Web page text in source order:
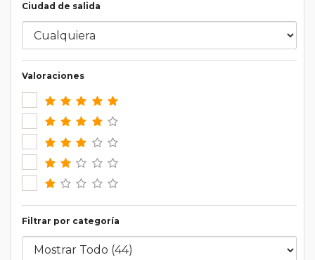
Ciudad de salida
Valoraciones
Filtrar por categoría